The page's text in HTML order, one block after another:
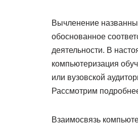
Вычленение
обоснованное
деятельности. В
компьютеризация
или вузовской
Рассмотрим
Взаимосвязь